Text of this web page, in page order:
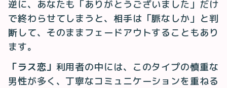
逆に、あなたも「ありがとうございました」だけ
で終わらせてしまうと、相手は「脈なしか」と判
断して、そのままフェードアウトすることもあり
ます。
「ラス恋」 利用者の中には、このタイプの慎重な
男性が多く、丁寧なコミュニケーションを重ねる